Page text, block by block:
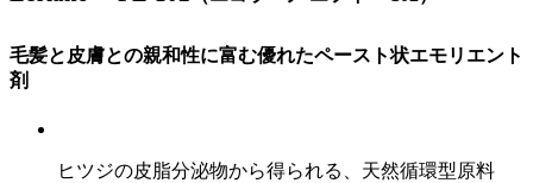
毛髪と皮膚との親和性に富む優れたペースト状エモリエント
剤
ヒツジの皮脂分泌物から得られる、天然循環型原料